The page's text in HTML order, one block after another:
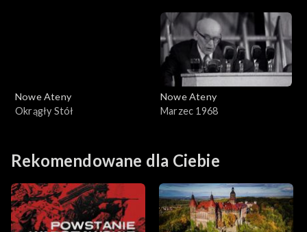
Nowe Ateny
Okrągły Stół
Nowe Ateny
Marzec 1968
Rekomendowane dla Ciebie